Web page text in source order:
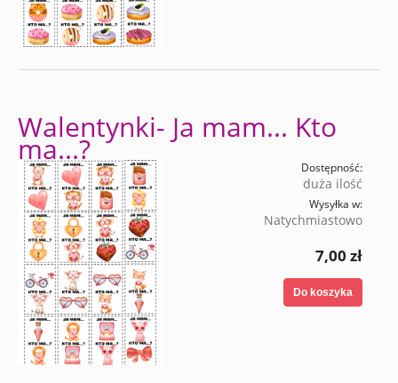
Walentynki- Ja mam... Kto
ma...?
Dostępność:
duża ilość
Wysyłka w:
Natychmiastowo
7,00 zł
Do koszyka